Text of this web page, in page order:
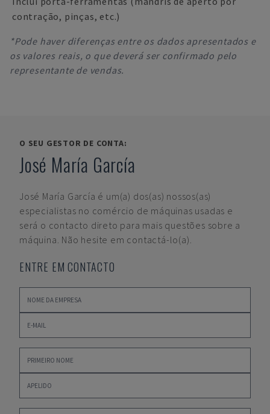
contração, pinças, etc.)
*Pode haver diferenças entre os dados apresentados e
os valores reais, o que deverá ser confirmado pelo
representante de vendas.
O SEU GESTOR DE CONTA:
José María García
José María García é um(a) dos(as) nossos(as)
especialistas no comércio de máquinas usadas e
será o contacto direto para mais questões sobre a
máquina. Não hesite em contactá-lo(a).
ENTRE EM CONTACTO